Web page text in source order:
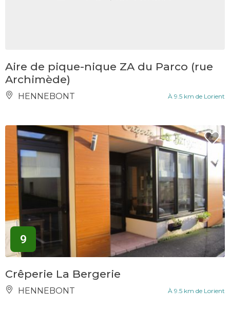
Aire de pique-nique ZA du Parco (rue
Archimède)
HENNEBONT À 9.5 km de Lorient
9
Crêperie La Bergerie
HENNEBONT À 9.5 km de Lorient